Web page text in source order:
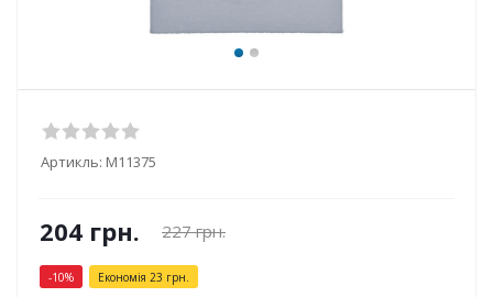
Артикль: М11375
204 грн. 227грн.
-10% Економія 23 грн.